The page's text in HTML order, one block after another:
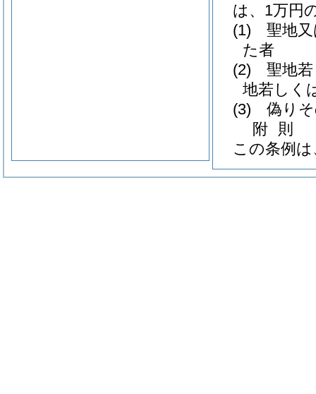
は、1万円
(1)
聖地
た者
(2)
聖地
地若しく
(3)
偽り
附 則
この条例